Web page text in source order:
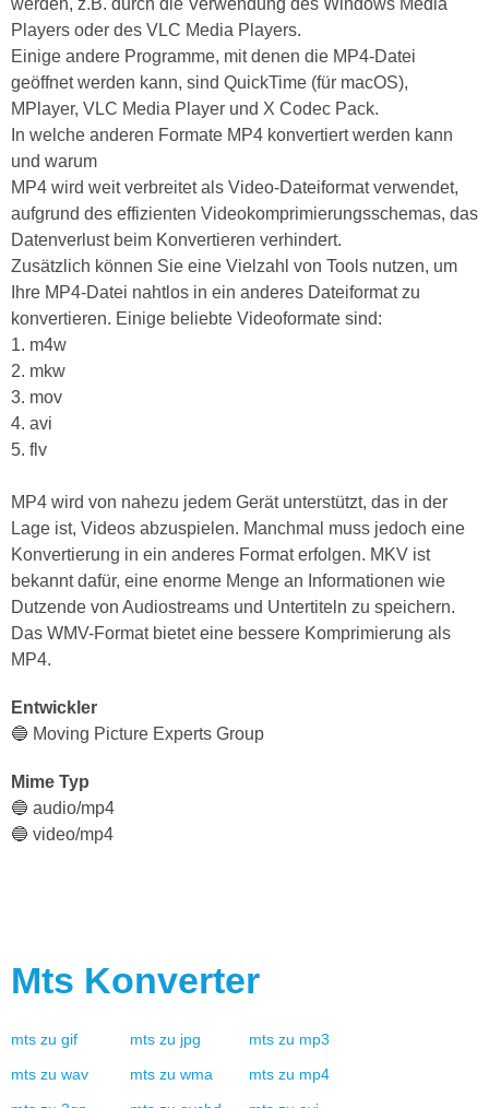
werden, z.B. durch die Verwendung des Windows Media
Players oder des VLC Media Players.
Einige andere Programme, mit denen die MP4-Datei
geöffnet werden kann, sind QuickTime (für macOS),
MPlayer, VLC Media Player und X Codec Pack.
In welche anderen Formate MP4 konvertiert werden kann
und warum
MP4 wird weit verbreitet als Video-Dateiformat verwendet,
aufgrund des effizienten Videokomprimierungsschemas, das
Datenverlust beim Konvertieren verhindert.
Zusätzlich können Sie eine Vielzahl von Tools nutzen, um
Ihre MP4-Datei nahtlos in ein anderes Dateiformat zu
konvertieren. Einige beliebte Videoformate sind:
1. m4w
2. mkw
3. mov
4. avi
5. flv
MP4 wird von nahezu jedem Gerät unterstützt, das in der
Lage ist, Videos abzuspielen. Manchmal muss jedoch eine
Konvertierung in ein anderes Format erfolgen. MKV ist
bekannt dafür, eine enorme Menge an Informationen wie
Dutzende von Audiostreams und Untertiteln zu speichern.
Das WMV-Format bietet eine bessere Komprimierung als
MP4.
Entwickler
🔵 Moving Picture Experts Group
Mime Typ
🔵 audio/mp4
🔵 video/mp4
Mts Konverter
mts zu gif mts zu jpg mts zu mp3
mts zu wav mts zu wma mts zu mp4